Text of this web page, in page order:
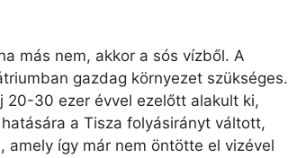
más nem, akkor a sós vízből. A
gazdag környezet szükséges.
20-30 ezer évvel ezelőtt alakult ki,
a Tisza folyásirányt váltott,
amely így már nem öntötte el vizével